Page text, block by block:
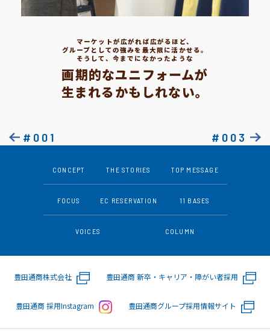
マーケットが広がれば広がるほど、
グループとしての強みを最大限に活かせる。
そうして、今までになかったような
画期的なユニフォームが
生まれるかもしれない。
#001 #003
CONCEPT THE STORIES TOP MESSAGE
FOCUS EC RESERVATION 11 BASES
VOICES COLUMN
豊田通商株式会社 豊田通商 新卒・キャリア・障がい者採用
豊田通商 採用Instagram 豊田通商グループ採用情報サイト